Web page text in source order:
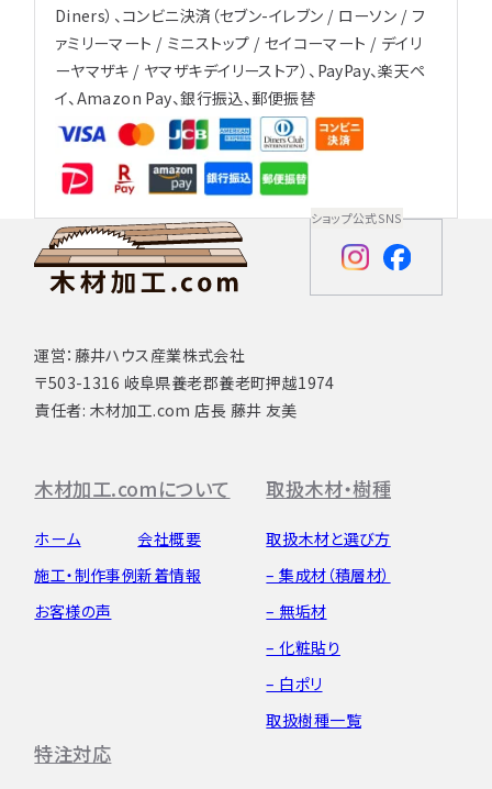
Diners）、コンビニ決済（セブン-イレブン / ローソン / フ
ァミリーマート / ミニストップ / セイコーマート / デイリ
ーヤマザキ / ヤマザキデイリーストア）、PayPay、楽天ペ
イ、Amazon Pay、銀行振込、郵便振替
運営：藤井ハウス産業株式会社
〒503-1316 岐阜県養老郡養老町押越1974
責任者: 木材加工.com 店長 藤井 友美
ショップ公式SNS
木材加工.comについて
ホーム
施工・制作事例
お客様の声
会社概要
新着情報
取扱木材・樹種
取扱木材と選び方
– 集成材（積層材）
– 無垢材
– 化粧貼り
– 白ポリ
取扱樹種一覧
特注対応